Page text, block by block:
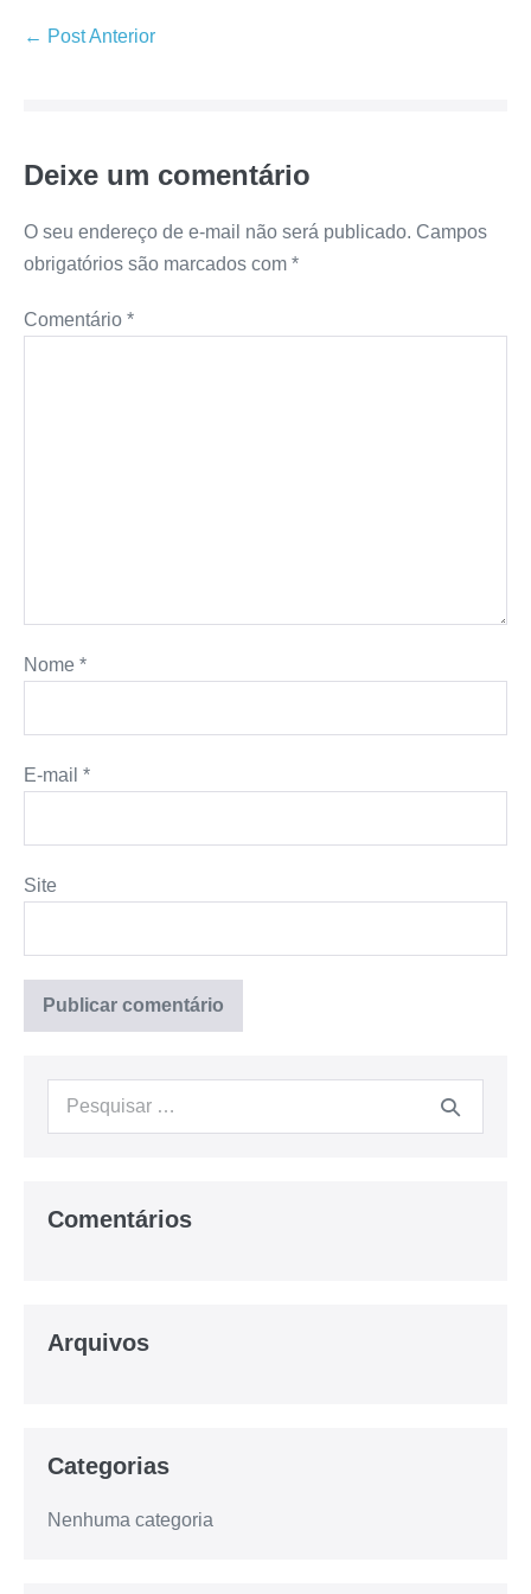
Navegação
← Post Anterior
Deixe um comentário
O seu endereço de e-mail não será publicado. Campos
obrigatórios são marcados com *
Comentário *
Nome *
E-mail *
Site
Procurar:
Comentários
Arquivos
Categorias
Nenhuma categoria